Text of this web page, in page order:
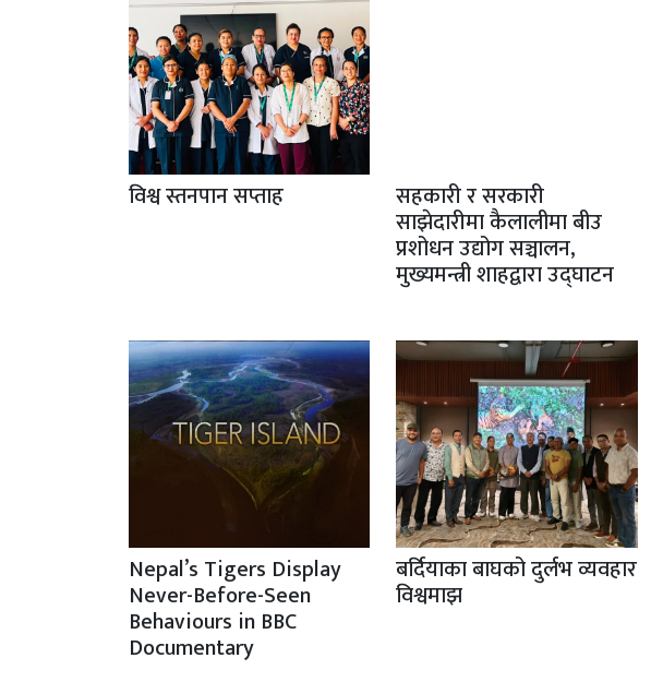
विश्व स्तनपान सप्ताह सहकारी र सरकारी
साझेदारीमा कैलालीमा बीउ
प्रशोधन उद्योग सञ्चालन,
मुख्यमन्त्री शाहद्वारा उद्घाटन
Nepal’s Tigers Display
Never-Before-Seen
Behaviours in BBC
Documentary
बर्दियाका बाघको दुर्लभ व्यवहार
विश्वमाझ